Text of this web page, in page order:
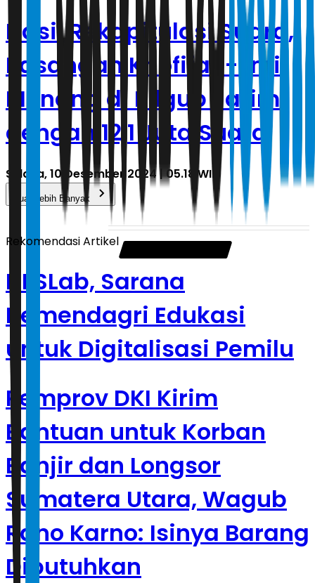
Hasil Rekapitulasi Suara,
Pasangan Khofifah-Emil
Menang di Pilgub Jatim
dengan 12,1 Juta Suara
Selasa, 10 Desember 2024 | 05.18 WIB
Muat Lebih Banyak
Rekomendasi Artikel
DESLab, Sarana
Kemendagri Edukasi
untuk Digitalisasi Pemilu
Pemprov DKI Kirim
Bantuan untuk Korban
Banjir dan Longsor
Sumatera Utara, Wagub
Rano Karno: Isinya Barang
Dibutuhkan